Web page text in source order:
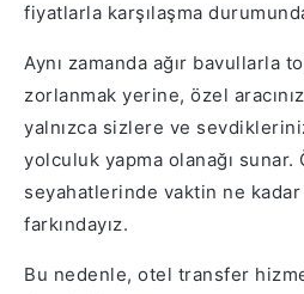
fiyatlarla karşılaşma
Aynı zamanda ağır bavullarla
zorlanmak yerine, özel
yalnızca sizlere ve
yolculuk yapma olanağı sunar.
seyahatlerinde vaktin ne
farkındayız.
Bu nedenle, otel transfer